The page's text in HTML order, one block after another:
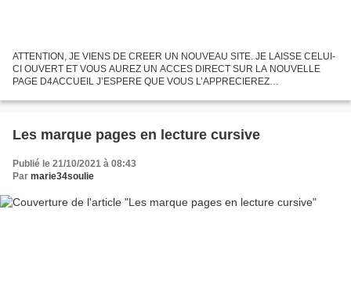
ATTENTION, JE VIENS DE CREER UN NOUVEAU SITE. JE LAISSE CELUI-
CI OUVERT ET VOUS AUREZ UN ACCES DIRECT SUR LA NOUVELLE
PAGE D4ACCUEIL J’ESPERE QUE VOUS L’APPRECIEREZ
Les marque pages en lecture cursive
Publié le 21/10/2021 à 08:43
Par marie34soulie